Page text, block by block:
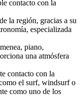
contacto con la
la región, gracias a su
especializada
piano,
una atmósfera
contacto con la
el surf, windsurf o
como uno de los